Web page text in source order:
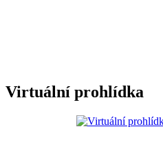
Virtuální prohlídka